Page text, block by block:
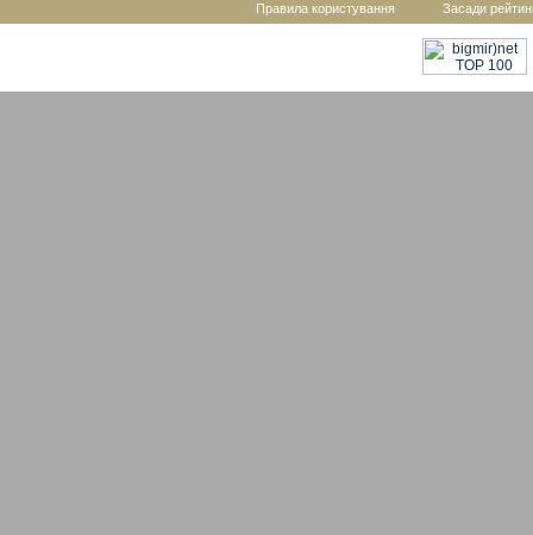
Правила користування Засади